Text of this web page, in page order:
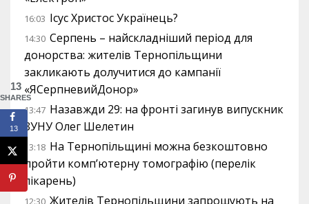
16:03 Ісус Христос Українець?
14:30 Серпень – найскладніший період для
донорства: жителів Тернопільщини
закликають долучитися до кампанії
«ЯСерпневийДонор»
13:47 Назавжди 29: на фронті загинув випускник
ЗУНУ Олег Шелетин
13:18 На Тернопільщині можна безкоштовно
пройти комп’ютерну томографію (перелік
лікарень)
12:30 Жителів Тернопільщини запрошують на
13
SHARES
13